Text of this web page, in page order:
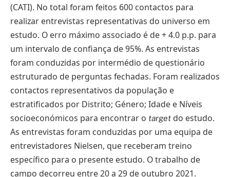
(CATI). No total foram feitos 600 contactos para
realizar entrevistas representativas do universo em
estudo. O erro máximo associado é de + 4.0 p.p. para
um intervalo de confiança de 95%. As entrevistas
foram conduzidas por intermédio de questionário
estruturado de perguntas fechadas. Foram realizados
contactos representativos da população e
estratificados por Distrito; Género; Idade e Níveis
socioeconómicos para encontrar o target do estudo.
As entrevistas foram conduzidas por uma equipa de
entrevistadores Nielsen, que receberam treino
específico para o presente estudo. O trabalho de
campo decorreu entre 20 a 29 de outubro 2021.